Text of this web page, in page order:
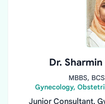
Dr.
MBBS,
Gynecology,
Junior Consultant,